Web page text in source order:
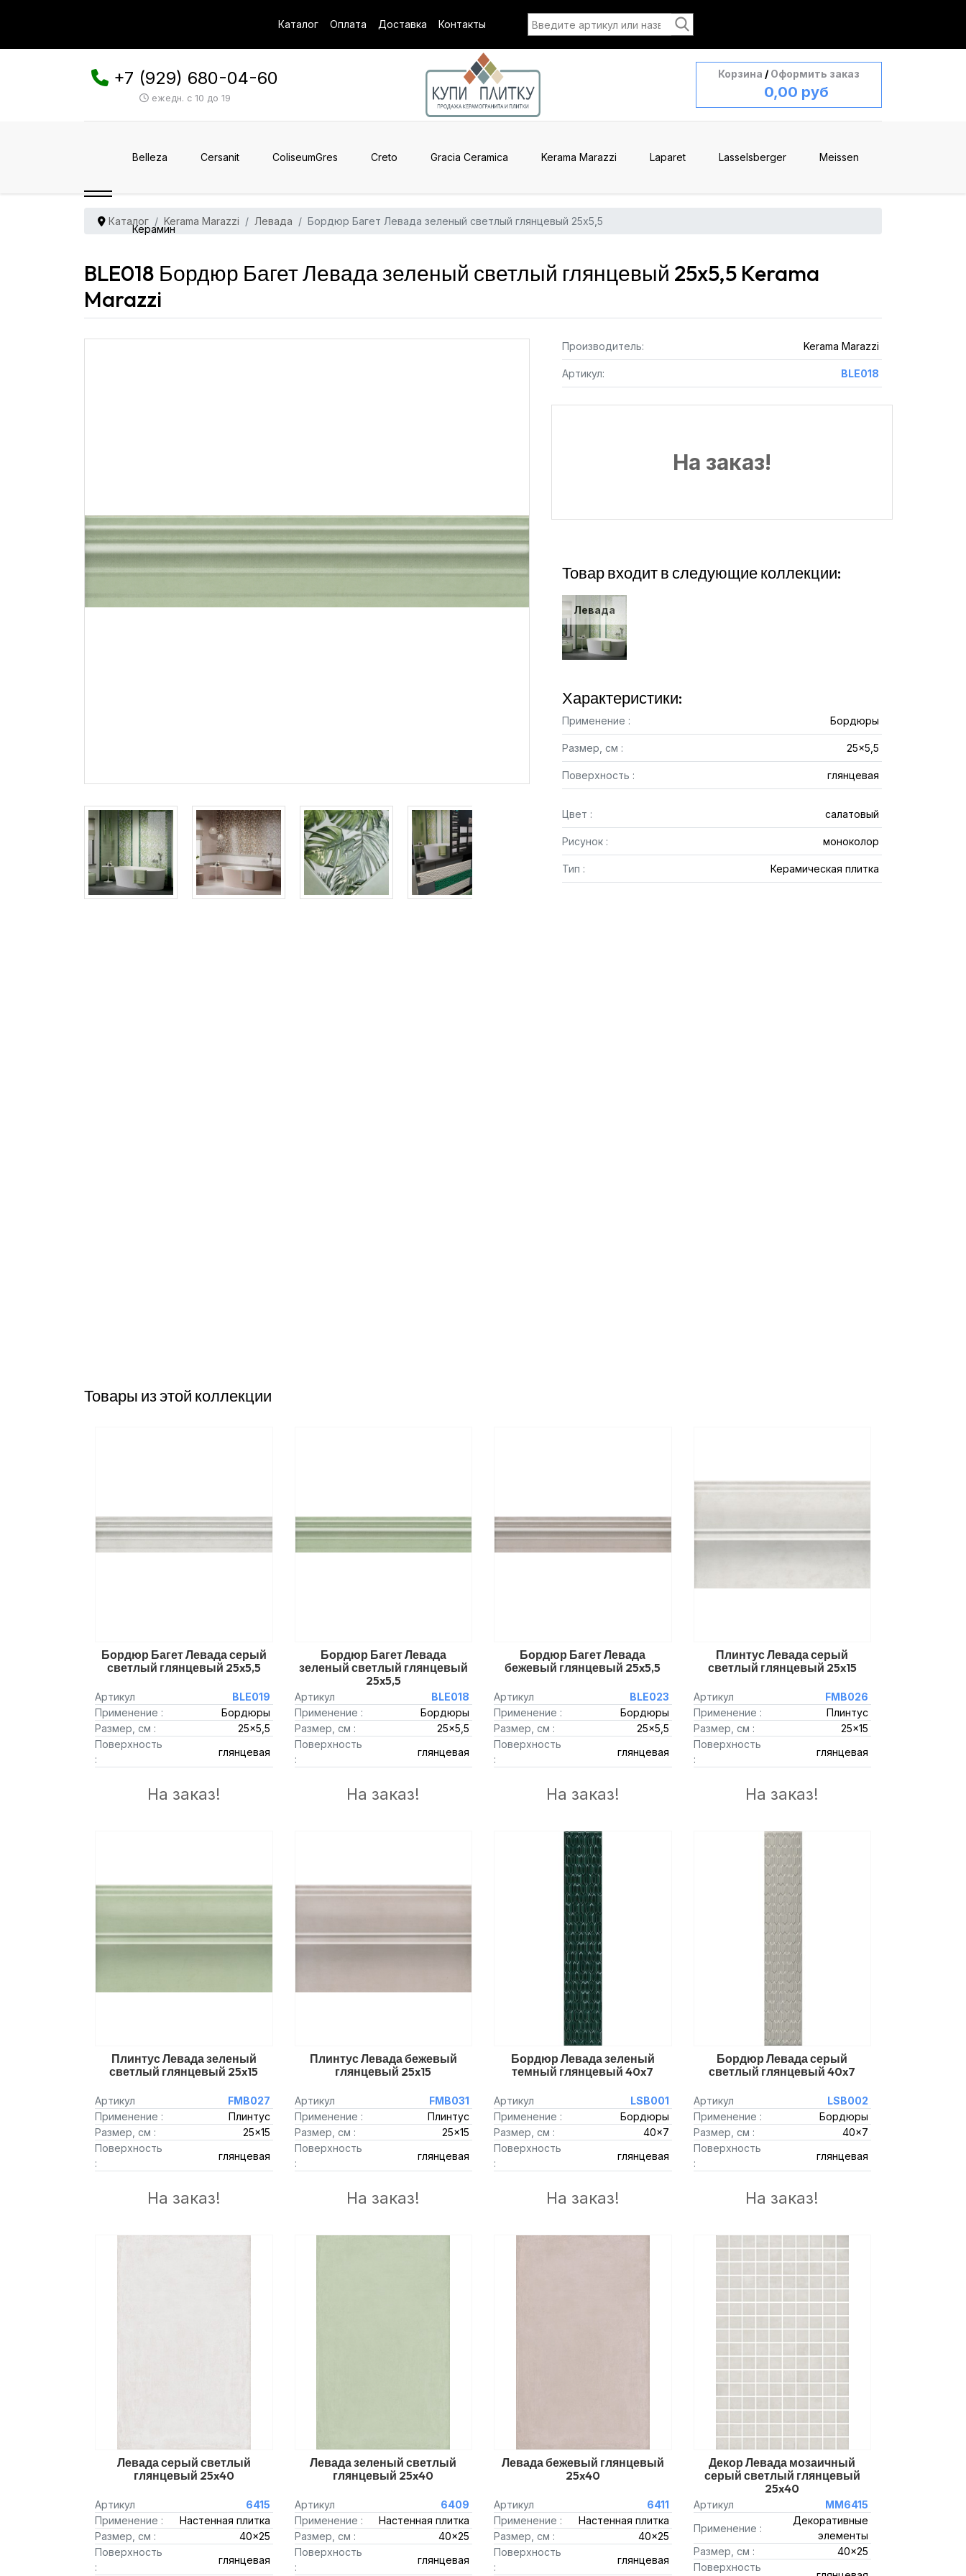
Каталог Оплата Доставка Контакты
+7 (929) 680-04-60
ежедн. с 10 до 19
Корзина / Оформить заказ
0,00 руб
Belleza Cersanit ColiseumGres Creto Gracia Ceramica Kerama Marazzi Laparet Lasselsberger Meissen
Керамин
Каталог Kerama Marazzi Левада Бордюр Багет Левада зеленый светлый глянцевый 25x5,5
BLE018 Бордюр Багет Левада зеленый светлый глянцевый 25x5,5 Kerama
Marazzi
Производитель: Kerama Marazzi
Артикул: BLE018
На заказ!
Товар входит в следующие коллекции:
Левада
Характеристики:
Применение : Бордюры
Размер, см : 25x5,5
Поверхность : глянцевая
Цвет : салатовый
Рисунок : моноколор
Тип : Керамическая плитка
Товары из этой коллекции
Бордюр Багет Левада серый
светлый глянцевый 25x5,5
Артикул
BLE019
Применение :
Бордюры
Размер, см :
25x5,5
Поверхность
:
глянцевая
На заказ!
Бордюр Багет Левада
зеленый светлый глянцевый
25x5,5
Артикул
BLE018
Применение :
Бордюры
Размер, см :
25x5,5
Поверхность
:
глянцевая
На заказ!
Бордюр Багет Левада
бежевый глянцевый 25x5,5
Артикул
BLE023
Применение :
Бордюры
Размер, см :
25x5,5
Поверхность
:
глянцевая
На заказ!
Плинтус Левада серый
светлый глянцевый 25x15
Артикул
FMB026
Применение :
Плинтус
Размер, см :
25x15
Поверхность
:
глянцевая
На заказ!
Плинтус Левада зеленый
светлый глянцевый 25x15
Артикул
FMB027
Применение :
Плинтус
Размер, см :
25x15
Поверхность
:
глянцевая
На заказ!
Плинтус Левада бежевый
глянцевый 25x15
Артикул
FMB031
Применение :
Плинтус
Размер, см :
25x15
Поверхность
:
глянцевая
На заказ!
Бордюр Левада зеленый
темный глянцевый 40x7
Артикул
LSB001
Применение :
Бордюры
Размер, см :
40x7
Поверхность
:
глянцевая
На заказ!
Бордюр Левада серый
светлый глянцевый 40x7
Артикул
LSB002
Применение :
Бордюры
Размер, см :
40x7
Поверхность
:
глянцевая
На заказ!
Левада серый светлый
глянцевый 25x40
Артикул
6415
Применение :
Настенная плитка
Размер, см :
40x25
Поверхность
:
глянцевая
Левада зеленый светлый
глянцевый 25x40
Артикул
6409
Применение :
Настенная плитка
Размер, см :
40x25
Поверхность
:
глянцевая
Левада бежевый глянцевый
25x40
Артикул
6411
Применение :
Настенная плитка
Размер, см :
40x25
Поверхность
:
глянцевая
Декор Левада мозаичный
серый светлый глянцевый
25x40
Артикул
MM6415
Применение :
Декоративные
элементы
Размер, см :
40x25
Поверхность